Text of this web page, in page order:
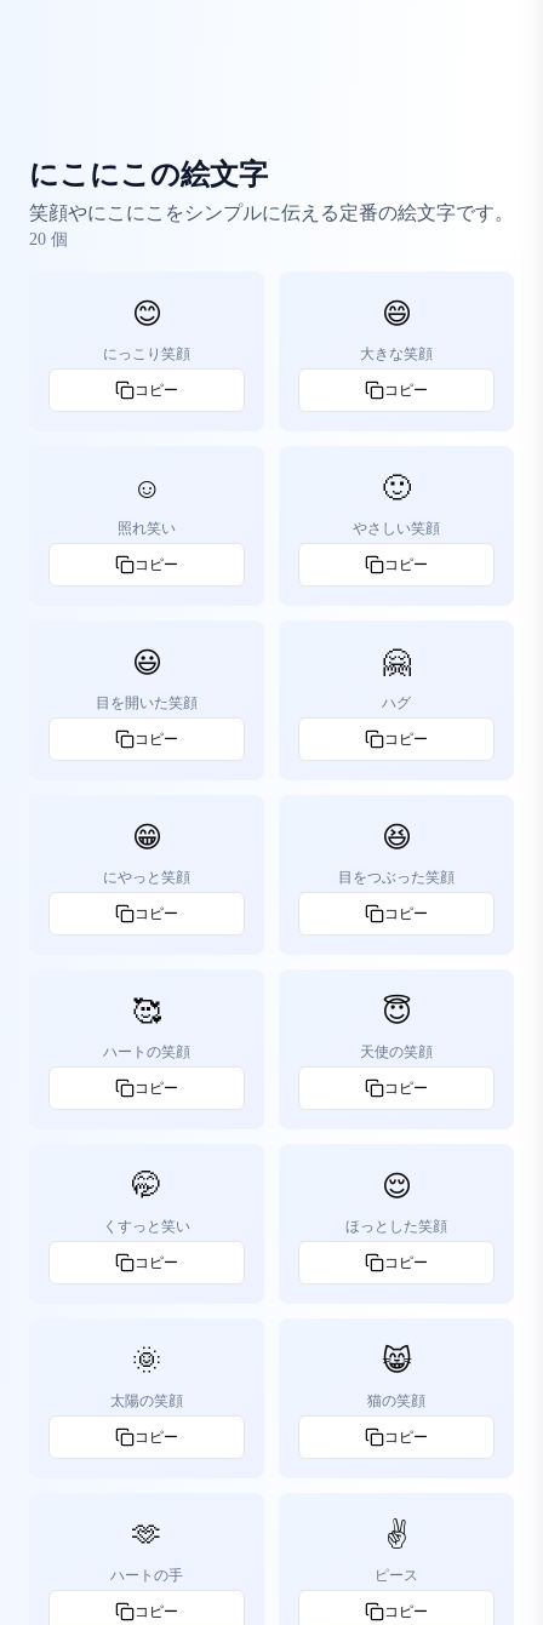
にこにこの絵文字
笑顔やにこにこをシンプルに伝える定番の絵文字です。
20 個
😊
にっこり笑顔
コピー
😄
大きな笑顔
コピー
☺️
照れ笑い
コピー
🙂
やさしい笑顔
コピー
😃
目を開いた笑顔
コピー
🤗
ハグ
コピー
😁
にやっと笑顔
コピー
😆
目をつぶった笑顔
コピー
🥰
ハートの笑顔
コピー
😇
天使の笑顔
コピー
🤭
くすっと笑い
コピー
😌
ほっとした笑顔
コピー
🌞
太陽の笑顔
コピー
😸
猫の笑顔
コピー
🫶
ハートの手
コピー
✌️
ピース
コピー